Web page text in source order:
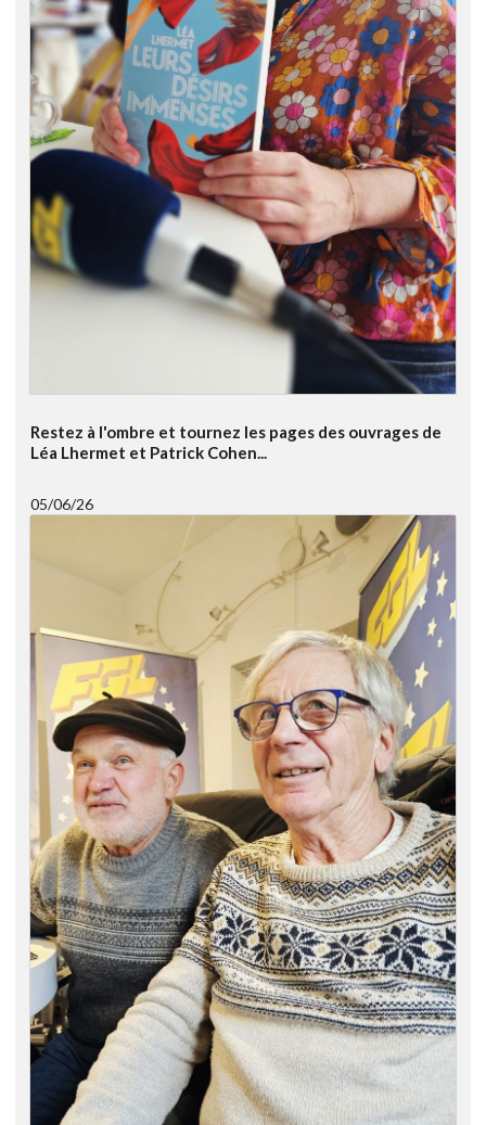
Restez à l'ombre et tournez les pages des ouvrages de
Léa Lhermet et Patrick Cohen...
05/06/26